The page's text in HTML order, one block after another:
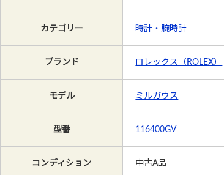
カテゴリー 時計・腕時計
ブランド ロレックス（ROLEX）
モデル ミルガウス
型番 116400GV
コンディション 中古A品